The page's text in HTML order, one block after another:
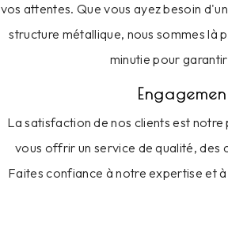
vos attentes. Que vous ayez besoin
structure métallique, nous sommes là
minutie pour
La satisfaction de nos clients est
vous offrir un service de qualité, des
Faites confiance à notre expertise et